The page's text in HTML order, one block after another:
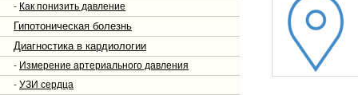
- Как понизить давление
Гипотоническая болезнь
Диагностика в кардиологии
- Измерение артериального давления
- УЗИ сердца